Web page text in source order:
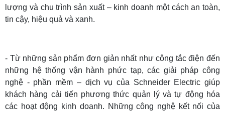
lượng và chu trình sản xuất – kinh doanh một cách an toàn,
tin cậy, hiệu quả và xanh.
- Từ những sản phẩm đơn giản nhất như công tắc điện đến
những hệ thống vận hành phức tạp, các giải pháp công
nghệ - phần mềm – dịch vụ của Schneider Electric giúp
khách hàng cải tiến phương thức quản lý và tự động hóa
các hoạt động kinh doanh. Những công nghệ kết nối của